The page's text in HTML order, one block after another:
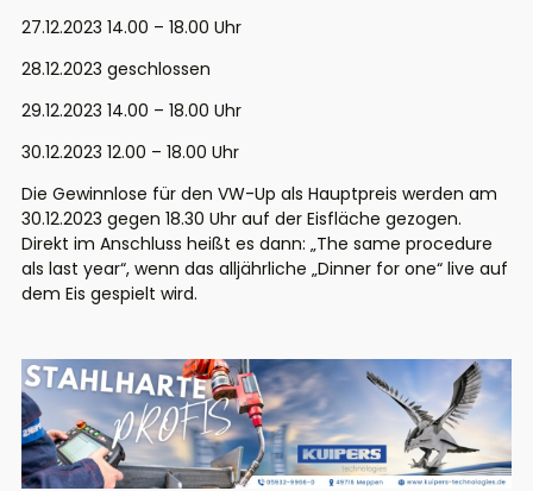
27.12.2023 14.00 – 18.00 Uhr
28.12.2023 geschlossen
29.12.2023 14.00 – 18.00 Uhr
30.12.2023 12.00 – 18.00 Uhr
Die Gewinnlose für den VW-Up als Hauptpreis werden am
30.12.2023 gegen 18.30 Uhr auf der Eisfläche gezogen.
Direkt im Anschluss heißt es dann: „The same procedure
als last year“, wenn das alljährliche „Dinner for one“ live auf
dem Eis gespielt wird.